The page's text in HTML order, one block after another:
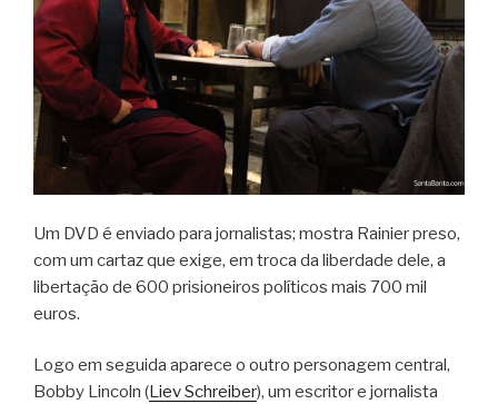
Um DVD é enviado para jornalistas; mostra Rainier preso,
com um cartaz que exige, em troca da liberdade dele, a
libertação de 600 prisioneiros políticos mais 700 mil
euros.
Logo em seguida aparece o outro personagem central,
Bobby Lincoln (Liev Schreiber), um escritor e jornalista